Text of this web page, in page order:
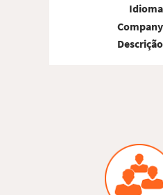
Idioma
Company
Descrição